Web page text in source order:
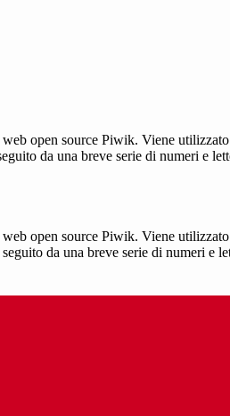
open source Piwik. Viene
da una breve serie di numeri e
open source Piwik. Viene
da una breve serie di numeri